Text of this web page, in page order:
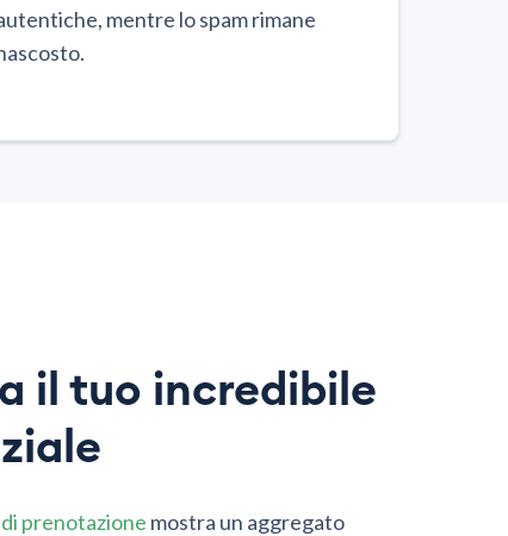
mentre lo spam rimane
il tuo incredibile
di prenotazione mostra un aggregato